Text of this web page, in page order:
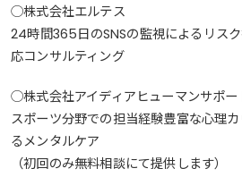
◯株式会社エルテス
24時間365日のSNSの監視によるリス
応コンサルティング
◯株式会社アイディアヒューマンサポー
スポーツ分野での担当経験豊富な心理
るメンタルケア
（初回のみ無料相談にて提供します）